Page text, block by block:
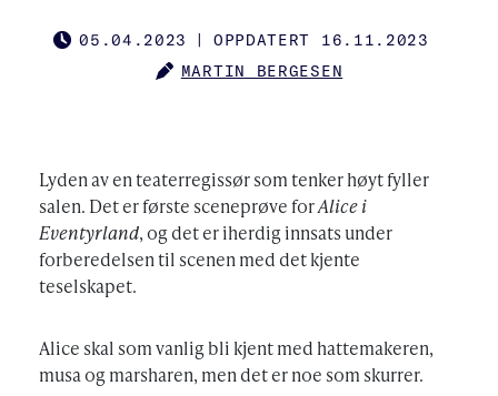
PUBLISHED
05.04.2023 | OPPDATERT 16.11.2023
AUTHOR
MARTIN BERGESEN
Lyden av en teaterregissør som tenker høyt fyller
salen. Det er første sceneprøve forAlice i
Eventyrland, og det er iherdig innsats under
forberedelsen til scenen med det kjente
teselskapet.
Alice skal som vanlig bli kjent med hattemakeren,
musa og marsharen, men det er noe som skurrer.